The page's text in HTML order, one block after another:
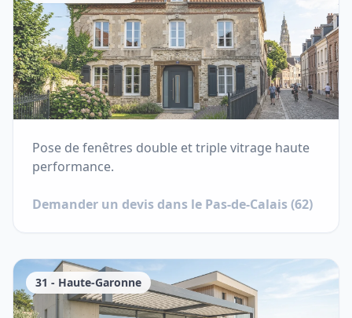
Pose de fenêtres double et triple vitrage haute
performance.
Demander un devis dans le Pas-de-Calais(62)
31 - Haute-Garonne